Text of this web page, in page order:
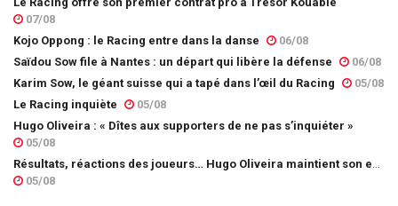
07/08
Kojo Oppong : le Racing entre dans la danse
06/08
Saïdou Sow file à Nantes : un départ qui libère la défense
06/08
Karim Sow, le géant suisse qui a tapé dans l’œil du Racing
05/08
Le Racing inquiète
05/08
Hugo Oliveira : « Dîtes aux supporters de ne pas s’inquiéter »
05/08
05/08